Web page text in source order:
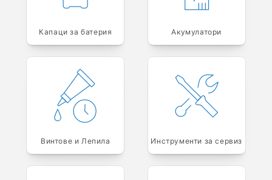
Капаци за батерия Акумулатори
Винтове и Лепила Инструменти за сервиз